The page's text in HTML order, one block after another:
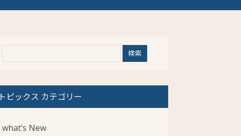
トピックス カテゴリー
what’s New